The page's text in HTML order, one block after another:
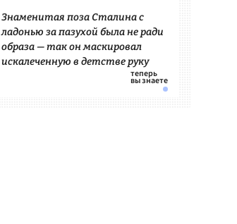
Знаменитая поза Сталина с
ладонью за пазухой была не ради
образа — так он маскировал
искалеченную в детстве руку